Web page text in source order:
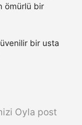
ömürlü bir
bir usta
Oyla post